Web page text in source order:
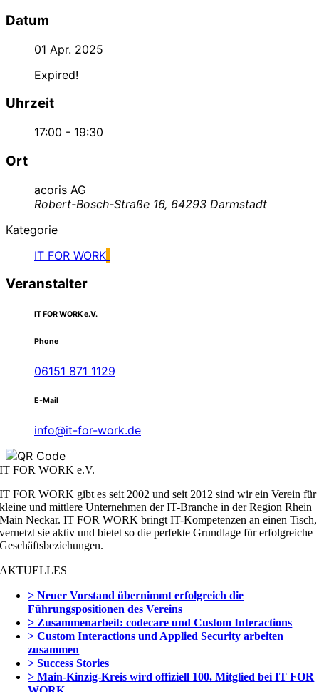
Datum
01 Apr. 2025
Expired!
Uhrzeit
17:00 - 19:30
Ort
acoris AG
Robert-Bosch-Straße 16, 64293 Darmstadt
Kategorie
IT FOR WORK
Veranstalter
IT FOR WORK e.V.
Phone
06151 871 1129
E-Mail
info@it-for-work.de
IT FOR WORK e.V.
IT FOR WORK gibt es seit 2002 und seit 2012 sind wir ein Verein für
kleine und mittlere Unternehmen der IT-Branche in der Region Rhein
Main Neckar. IT FOR WORK bringt IT-Kompetenzen an einen Tisch,
vernetzt sie aktiv und bietet so die perfekte Grundlage für erfolgreiche
Geschäftsbeziehungen.
AKTUELLES
> Neuer Vorstand übernimmt erfolgreich die
Führungspositionen des Vereins
> Zusammenarbeit: codecare und Custom Interactions
> Custom Interactions und Applied Security arbeiten
zusammen
> Success Stories
> Main-Kinzig-Kreis wird offiziell 100. Mitglied bei IT FOR